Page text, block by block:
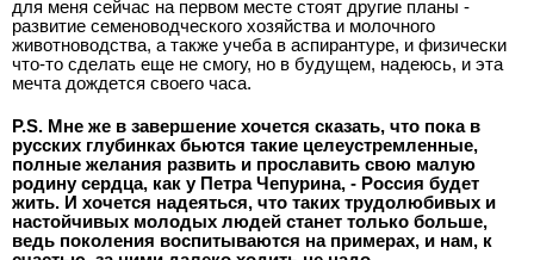
для меня сейчас на первом месте стоят другие планы -
развитие семеноводческого хозяйства и молочного
животноводства, а также учеба в аспирантуре, и физически
что-то сделать еще не смогу, но в будущем, надеюсь, и эта
мечта дождется своего часа.
P.S. Мне же в завершение хочется сказать, что пока в
русских глубинках бьются такие целеустремленные,
полные желания развить и прославить свою малую
родину сердца, как у Петра Чепурина, - Россия будет
жить. И хочется надеяться, что таких трудолюбивых и
настойчивых молодых людей станет только больше,
ведь поколения воспитываются на примерах, и нам, к